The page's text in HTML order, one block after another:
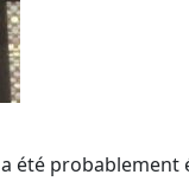
a été probablement